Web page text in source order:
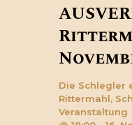
Die Schlegler
Rittermahl,
Veranstaltung